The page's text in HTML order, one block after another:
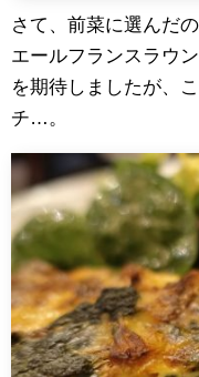
さて、前菜に選んだ
エールフランスラウ
を期待しましたが、
チ…。